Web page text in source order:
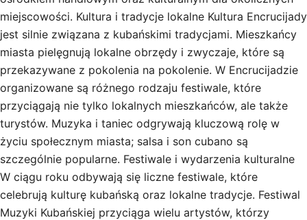
miejscowości. Kultura i tradycje lokalne Kultura Encrucijady
jest silnie związana z kubańskimi tradycjami. Mieszkańcy
miasta pielęgnują lokalne obrzędy i zwyczaje, które są
przekazywane z pokolenia na pokolenie. W Encrucijadzie
organizowane są różnego rodzaju festiwale, które
przyciągają nie tylko lokalnych mieszkańców, ale także
turystów. Muzyka i taniec odgrywają kluczową rolę w
życiu społecznym miasta; salsa i son cubano są
szczególnie popularne. Festiwale i wydarzenia kulturalne
W ciągu roku odbywają się liczne festiwale, które
celebrują kulturę kubańską oraz lokalne tradycje. Festiwal
Muzyki Kubańskiej przyciąga wielu artystów, którzy